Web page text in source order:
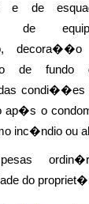
e de
de
decora��o
de fundo
condi��es
ap�s o
inc�ndio ou
do